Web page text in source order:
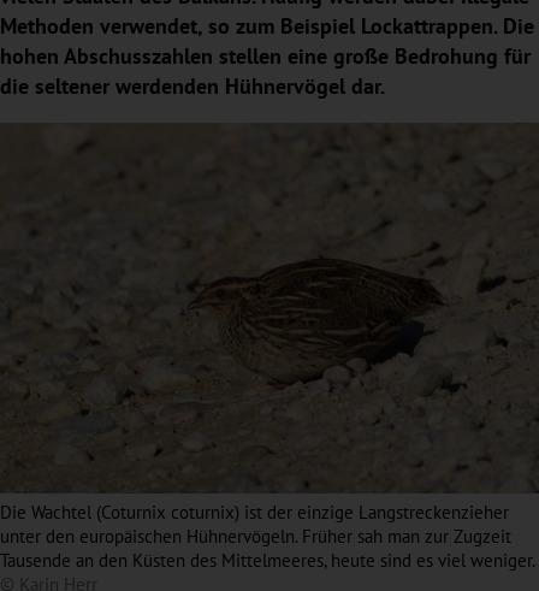
Methoden verwendet, so zum Beispiel Lockattrappen. Die
hohen Abschusszahlen stellen eine große Bedrohung für
die seltener werdenden Hühnervögel dar.
Die Wachtel (Coturnix coturnix) ist der einzige Langstreckenzieher
unter den europäischen Hühnervögeln. Früher sah man zur Zugzeit
Tausende an den Küsten des Mittelmeeres, heute sind es viel weniger.
© Karin Herr